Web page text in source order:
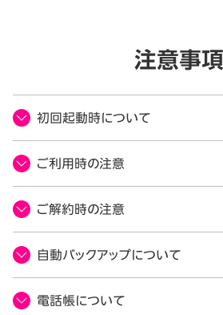
注意事項
初回起動時について
ご利用時の注意
ご解約時の注意
自動バックアップについて
電話帳について